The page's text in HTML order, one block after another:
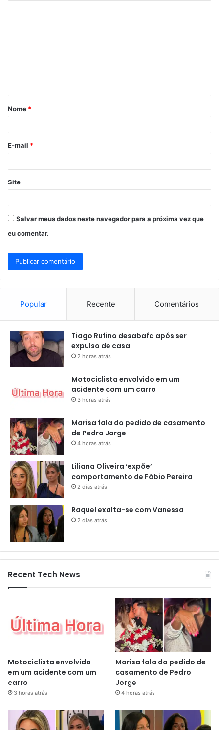
á
r
*
Nome *
E-mail *
Site
Salvar meus dados neste navegador para a próxima vez que
eu comentar.
Popular Recente Comentários
Tiago Rufino desabafa após ser
expulso de casa
2 horas atrás
Motociclista envolvido em um
acidente com um carro
3 horas atrás
Marisa fala do pedido de casamento
de Pedro Jorge
4 horas atrás
Liliana Oliveira ‘expõe’
comportamento de Fábio Pereira
2 dias atrás
Raquel exalta-se com Vanessa
2 dias atrás
Recent Tech News
Motociclista envolvido
em um acidente com um
carro
3 horas atrás
Marisa fala do pedido de
casamento de Pedro
Jorge
4 horas atrás